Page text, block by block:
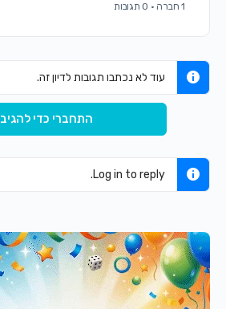
1 חברה · 0 תגובות
עוד לא נכתבו תגובות לדיון זה.
התחברי כדי להגיב
Log in to reply.